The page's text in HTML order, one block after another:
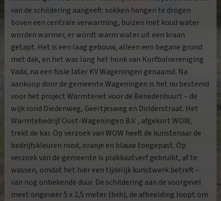
van de schildering aangeeft: sokken hangen te drogen
boven een centrale verwarming, buizen met koud water
worden warmer, er wordt warm water uit een kraan
getapt. Het is een laag gebouw, alleen een begane grond
met dak, en het was lang het honk van Korfbalvereniging
Vada, na een fusie later KV Wageningen genaamd. Na
aankoop door de gemeente Wageningen is het nu bestemd
voor het project Warmtenet voor de Benedenbuurt – de
wijk rond Diedenweg, Geertjesweg en Dolderstraat. Het
Warmtebedrijf Oost-Wageningen B.V. , afgekort WOW,
trekt de kar. Op verzoek van WOW heeft de kunstenaar de
bedrijfskleuren rood, oranje en blauw toegepast. Op
verzoek van de gemeente is plakkaatverf gebruikt, af te
wassen, omdat het hier een tijdelijk kunstwerk betreft –
van nog onbekende duur. De schildering aan de voorgevel
meet ongeveer 5 x 2,5 meter (bxh), de afbeelding loopt om